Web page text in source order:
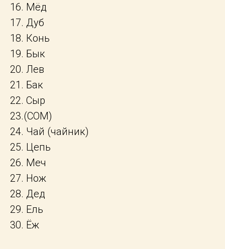
16. Мёд
17. Дуб
18. Конь
19. Бык
20. Лев
21. Бак
22. Сыр
23.(СОМ)
24. Чай (чайник)
25. Цепь
26. Меч
27. Нож
28. Дед
29. Ель
30. Ёж